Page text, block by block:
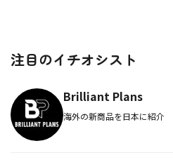
注目のイチオシスト
Brilliant Plans
海外の新商品を日本に紹介